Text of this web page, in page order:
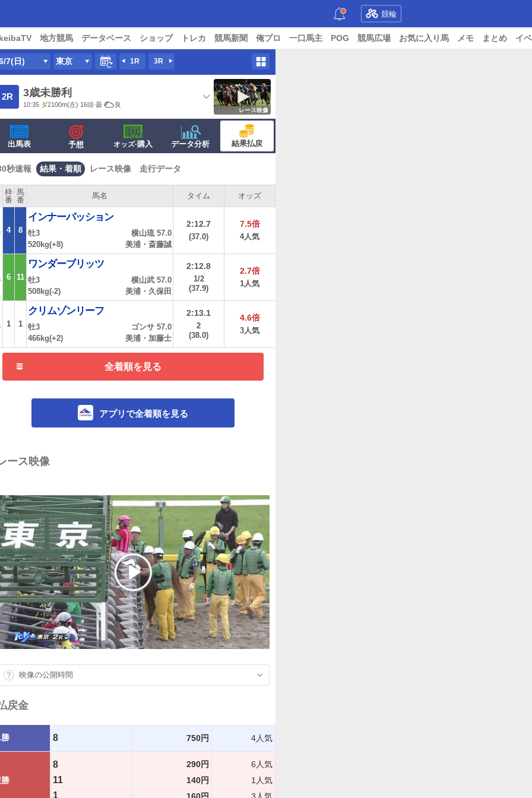
競輪
地方競馬 データベース ショップ トレカ 競馬新聞 俺プロ 一口馬主 POG 競馬広場 お気に入り馬 メモ まとめ イ
7(日) 東京 1R 3R
2R 3歳未勝利
10:35 ダ2100m(左) 16頭 曇 良
レース映像
出馬表 予想 オッズ·購入 データ分析 結果払戻
秒速報 結果・着順 レース映像 走行データ
枠
番
馬
番
馬名 タイム オッズ
4 8
インナーパッション
牡3
520kg(+8)
横山琉 57.0
美浦・斎藤誠
2:12.7
(37.0)
7.5倍
4人気
6 11
ワンダーブリッツ
牡3
508kg(-2)
横山武 57.0
美浦・久保田
2:12.8
1/2
(37.9)
2.7倍
1人気
1 1
クリムゾンリーフ
牡3
466kg(+2)
ゴンサ 57.0
美浦・加藤士
2:13.1
2
(38.0)
4.6倍
3人気
全着順を見る
アプリで全着順を見る
ース映像
映像の公開時間
戻金
8 750円 4人気
8
11
1
290円
140円
160円
6人気
1人気
3人気